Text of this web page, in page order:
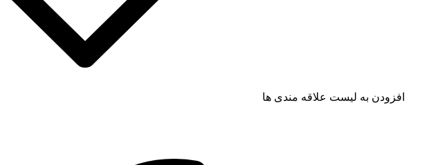
افزودن به لیست علاقه مندی ها